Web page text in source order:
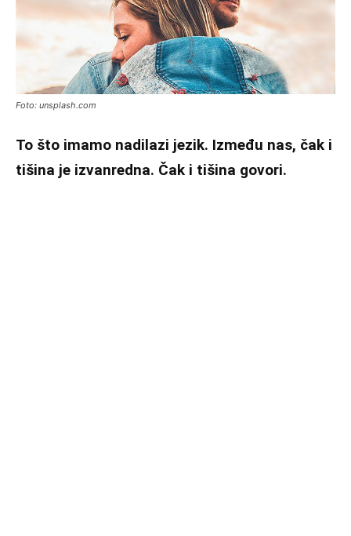
Foto: unsplash.com
To što imamo nadilazi jezik. Između nas, čak i
tišina je izvanredna. Čak i tišina govori.